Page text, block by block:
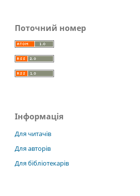
Поточний номер
Інформація
Для читачів
Для авторів
Для бібліотекарів